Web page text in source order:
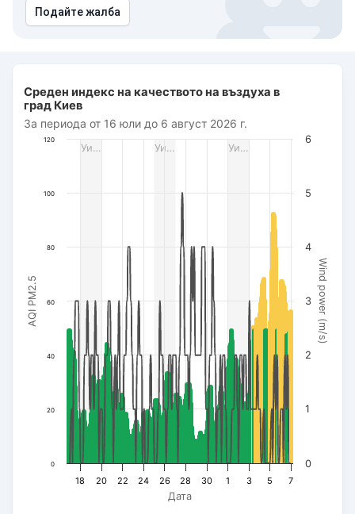
Подайте жалба
Combination chart with 3 data series.
За периода от 16 юли до 6 август 2026 г.
The chart has 1 X axis displaying Дата. Data ranges from
The chart has 3 Y axes displaying AQI PM2.5, Wind power
Уи…
Уи…
Уи…
Дата
AQI PM2.5 Wind power (m/s)
Среден индекс на качеството на въздуха в
град Киев
За периода от 16 юли до 6 август 2026 г.
18 20 22 24 26 28 30 1 3 5 7
0
20
40
60
80
100
120
0
1
2
3
4
5
6